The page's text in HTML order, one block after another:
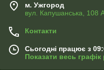
м. Ужгород
вул. Капушанська, 108
Контакти
Сьогодні працює з
Показати весь графік